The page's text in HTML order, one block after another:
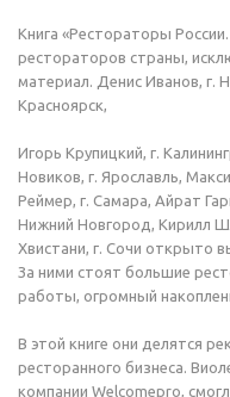
Ресторанный кейс-
ОТКРЫВАТЕЛИ
ФУДМАШИНА
Рецепты от
Книга «Рестораторы
рестораторов страны,
материал. Денис Иванов, г.
Красноярск,
Игорь Крупицкий, г.
Новиков, г. Ярославль,
Реймер, г. Самара, Айрат
Нижний Новгород, Кирилл
Хвистани, г. Сочи открыто
За ними стоят большие
работы, огромный
В этой книге они делятся
ресторанного бизнеса.
компании Welcomepro,